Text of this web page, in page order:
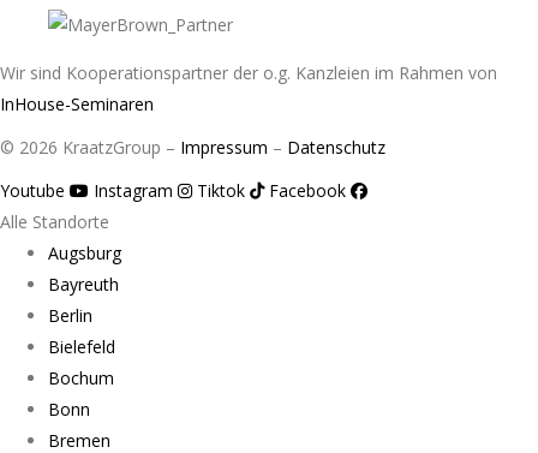
Wir sind Kooperationspartner der o.g. Kanzleien im Rahmen von
InHouse-Seminaren
© 2026 KraatzGroup – Impressum – Datenschutz
Youtube
Instagram Tiktok
Facebook
Alle Standorte
Augsburg
Bayreuth
Berlin
Bielefeld
Bochum
Bonn
Bremen